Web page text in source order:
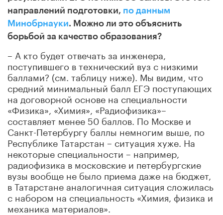
направлений подготовки, по данным
Минобрнауки. Можно ли это объяснить
борьбой за качество образования?
– А кто будет отвечать за инженера,
поступившего в технический вуз с низкими
баллами? (см. таблицу ниже). Мы видим, что
средний минимальный балл ЕГЭ поступающих
на договорной основе на специальности
«Физика», «Химия», «Радиофизика»–
составляет менее 50 баллов. По Москве и
Санкт-Петербургу баллы немногим выше, по
Республике Татарстан – ситуация хуже. На
некоторые специальности – например,
радиофизика в московские и петербургские
вузы вообще не было приема даже на бюджет,
в Татарстане аналогичная ситуация сложилась
с набором на специальность «Химия, физика и
механика материалов».